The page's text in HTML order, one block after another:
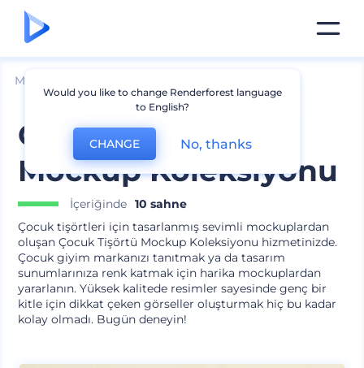
Mockuplar
Çocuk Tişörtü
Mockup Koleksiyonu
İçeriğinde 10 sahne
Çocuk tişörtleri için tasarlanmış sevimli mockuplardan
oluşan Çocuk Tişörtü Mockup Koleksiyonu hizmetinizde.
Çocuk giyim markanızı tanıtmak ya da tasarım
sunumlarınıza renk katmak için harika mockuplardan
yararlanın. Yüksek kalitede resimler sayesinde genç bir
kitle için dikkat çeken görseller oluşturmak hiç bu kadar
kolay olmadı. Bugün deneyin!
Would you like to change Renderforest language
to English?
CHANGE No, thanks